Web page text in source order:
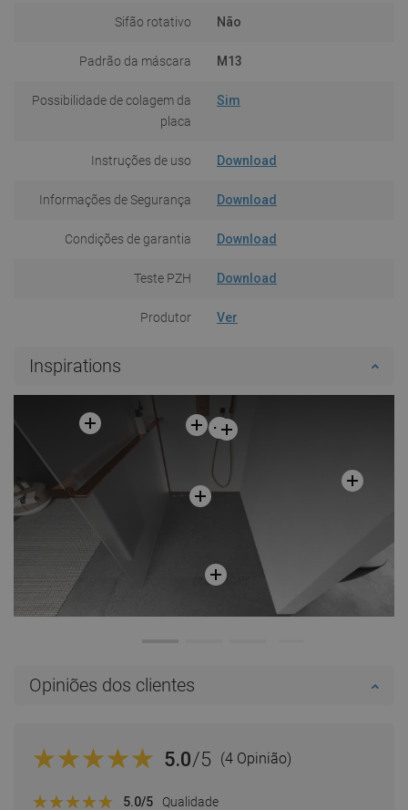
Sifão rotativo Não
Padrão da máscara M13
Possibilidade de colagem da
placa
Sim
Instruções de uso Download
Informações de Segurança Download
Condições de garantia Download
Teste PZH Download
Produtor Ver
Inspirations
Opiniões dos clientes
5.0/5 (4 Opinião)
5.0/5 Qualidade